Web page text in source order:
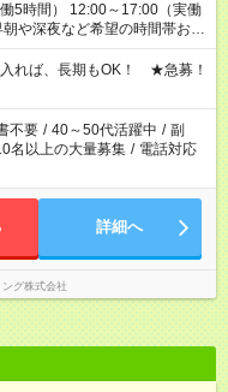
5時間） 12:00～17:00（実働
アリングもしますので、ご安
れば、長期もOK！ ★急募！
不要 / 40～50代活躍中 / 副
名以上の大量募集 / 電話対応
詳細へ
グ株式会社